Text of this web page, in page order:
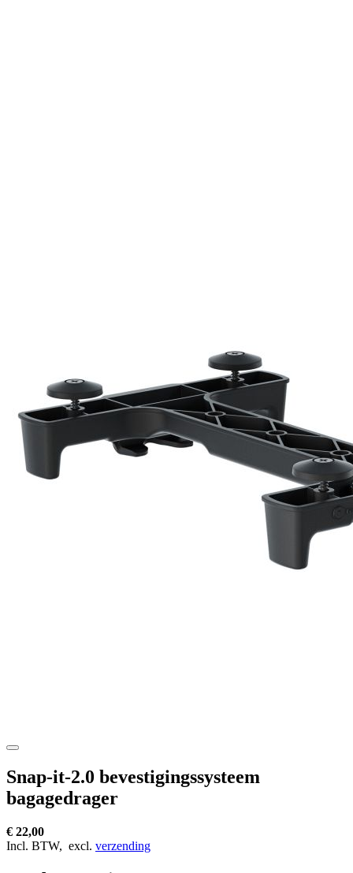
Snap-it-2.0 bevestigingssysteem
bagagedrager
€ 22,00
Incl. BTW, excl. verzending